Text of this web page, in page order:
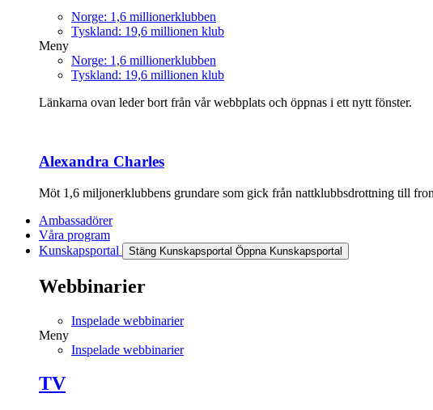
Norge: 1,6 millionerklubben
Tyskland: 19,6 millionen klub
Meny
Norge: 1,6 millionerklubben
Tyskland: 19,6 millionen klub
Länkarna ovan leder bort från vår webbplats och öppnas i ett nytt fönster.
Alexandra Charles
Möt 1,6 miljonerklubbens grundare som gick från nattklubbsdrottning till
Ambassadörer
Våra program
Kunskapsportal
Stäng Kunskapsportal Öppna Kunskapsportal
Webbinarier
Inspelade webbinarier
Meny
Inspelade webbinarier
TV